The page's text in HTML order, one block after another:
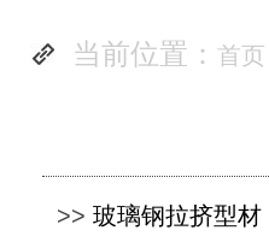
当前位置： 首页
>> 玻璃钢拉挤型材